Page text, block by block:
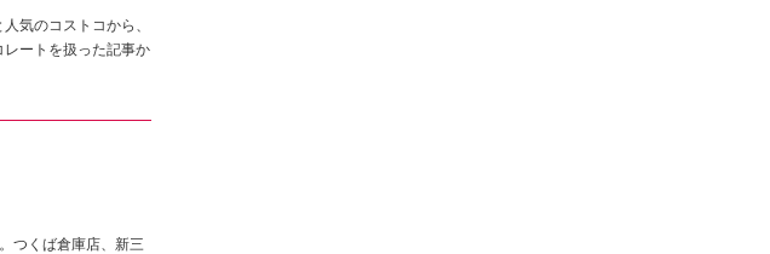
気のコストコから、
ートを扱った記事か
つくば倉庫店、新三